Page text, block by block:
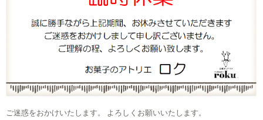
ご迷惑をおかけいたします。 よろしくお願いいたします。